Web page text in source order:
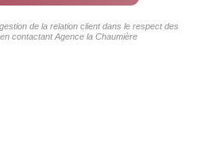
de la relation client dans le respect des
contactant Agence la Chaumière